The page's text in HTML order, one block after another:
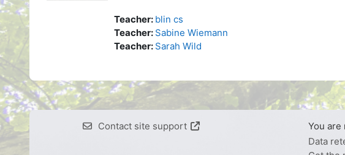
Teacher: blin cs
Teacher: Sabine Wiemann
Teacher: Sarah Wild
Contact site support You are
Data